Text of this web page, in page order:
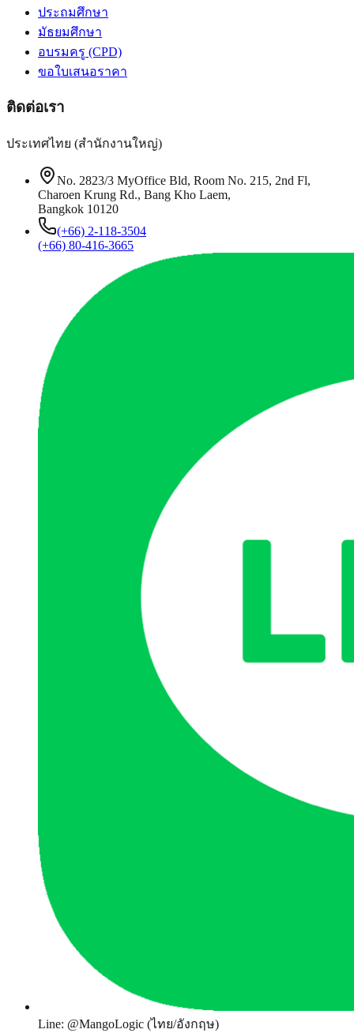
ประถมศึกษา
มัธยมศึกษา
อบรมครู (CPD)
ขอใบเสนอราคา
ติดต่อเรา
ประเทศไทย (สำนักงานใหญ่)
No. 2823/3 MyOffice Bld, Room No. 215, 2nd Fl,
Charoen Krung Rd., Bang Kho Laem,
Bangkok 10120
(+66) 2-118-3504
(+66) 80-416-3665
Line: @MangoLogic (ไทย/อังกฤษ)